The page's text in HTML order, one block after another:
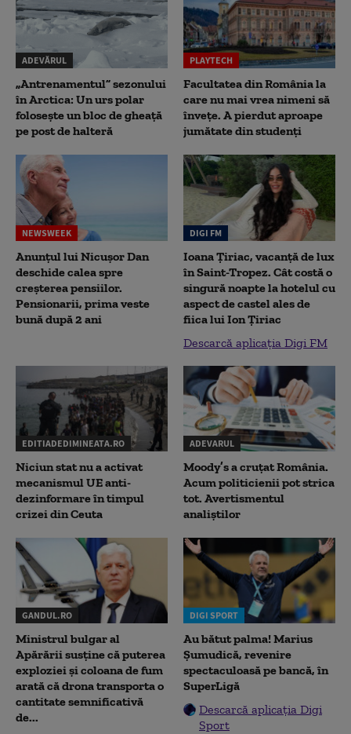
ADEVĂRUL
„Antrenamentul” sezonului
în Arctica: Un urs polar
folosește un bloc de gheață
pe post de halteră
PLAYTECH
Facultatea din România la
care nu mai vrea nimeni să
înveţe. A pierdut aproape
jumătate din studenţi
NEWSWEEK
Anunțul lui Nicușor Dan
deschide calea spre
creșterea pensiilor.
Pensionarii, prima veste
bună după 2 ani
DIGI FM
Ioana Țiriac, vacanță de lux
în Saint-Tropez. Cât costă o
singură noapte la hotelul cu
aspect de castel ales de
fiica lui Ion Țiriac
Descarcă aplicația Digi FM
EDITIADEDIMINEATA.RO
Niciun stat nu a activat
mecanismul UE anti-
dezinformare în timpul
crizei din Ceuta
ADEVARUL
Moody’s a cruțat România.
Acum politicienii pot strica
tot. Avertismentul
analiștilor
GANDUL.RO
Ministrul bulgar al
Apărării susține că puterea
exploziei și coloana de fum
arată că drona transporta o
cantitate semnificativă
de...
DIGI SPORT
Au bătut palma! Marius
Șumudică, revenire
spectaculoasă pe bancă, în
SuperLigă
Descarcă aplicația Digi
Sport